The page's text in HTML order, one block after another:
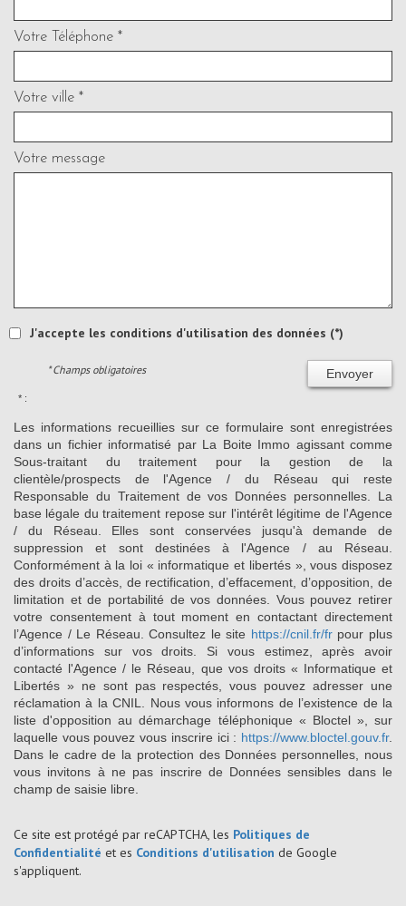
Votre Téléphone *
Votre ville *
Votre message
J'accepte les conditions d'utilisation des données (*)
Envoyer
* Champs obligatoires
* :
Les informations recueillies sur ce formulaire sont enregistrées
dans un fichier informatisé par La Boite Immo agissant comme
Sous-traitant du traitement pour la gestion de la
clientèle/prospects de l'Agence / du Réseau qui reste
Responsable du Traitement de vos Données personnelles. La
base légale du traitement repose sur l'intérêt légitime de l'Agence
/ du Réseau. Elles sont conservées jusqu'à demande de
suppression et sont destinées à l'Agence / au Réseau.
Conformément à la loi « informatique et libertés », vous disposez
des droits d’accès, de rectification, d’effacement, d’opposition, de
limitation et de portabilité de vos données. Vous pouvez retirer
votre consentement à tout moment en contactant directement
l’Agence / Le Réseau. Consultez le site https://cnil.fr/frpour plus
d’informations sur vos droits. Si vous estimez, après avoir
contacté l'Agence / le Réseau, que vos droits « Informatique et
Libertés » ne sont pas respectés, vous pouvez adresser une
réclamation à la CNIL. Nous vous informons de l’existence de la
liste d'opposition au démarchage téléphonique « Bloctel », sur
laquelle vous pouvez vous inscrire ici : https://www.bloctel.gouv.fr.
Dans le cadre de la protection des Données personnelles, nous
vous invitons à ne pas inscrire de Données sensibles dans le
champ de saisie libre.
Ce site est protégé par reCAPTCHA, les Politiques de
Confidentialité et es Conditions d'utilisation de Google
s'appliquent.